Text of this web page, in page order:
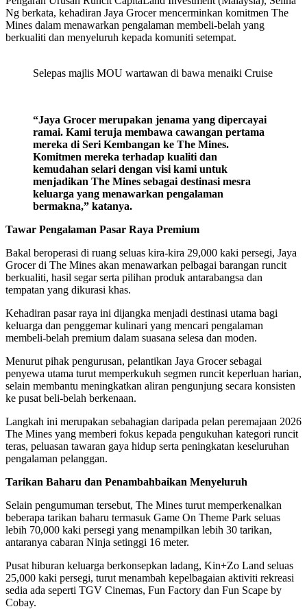
Ng berkata, kehadiran Jaya Grocer mencerminkan komitmen The
Mines dalam menawarkan pengalaman membeli-belah yang
berkualiti dan menyeluruh kepada komuniti setempat.
Selepas majlis MOU wartawan di bawa menaiki Cruise
“Jaya Grocer merupakan jenama yang dipercayai
ramai. Kami teruja membawa cawangan pertama
mereka di Seri Kembangan ke The Mines.
Komitmen mereka terhadap kualiti dan
kemudahan selari dengan visi kami untuk
menjadikan The Mines sebagai destinasi mesra
keluarga yang menawarkan pengalaman
bermakna,” katanya.
Tawar Pengalaman Pasar Raya Premium
Bakal beroperasi di ruang seluas kira-kira 29,000 kaki persegi, Jaya
Grocer di The Mines akan menawarkan pelbagai barangan runcit
berkualiti, hasil segar serta pilihan produk antarabangsa dan
tempatan yang dikurasi khas.
Kehadiran pasar raya ini dijangka menjadi destinasi utama bagi
keluarga dan penggemar kulinari yang mencari pengalaman
membeli-belah premium dalam suasana selesa dan moden.
Menurut pihak pengurusan, pelantikan Jaya Grocer sebagai
penyewa utama turut memperkukuh segmen runcit keperluan harian,
selain membantu meningkatkan aliran pengunjung secara konsisten
ke pusat beli-belah berkenaan.
Langkah ini merupakan sebahagian daripada pelan peremajaan 2026
The Mines yang memberi fokus kepada pengukuhan kategori runcit
teras, peluasan tawaran gaya hidup serta peningkatan keseluruhan
pengalaman pelanggan.
Tarikan Baharu dan Penambahbaikan Menyeluruh
Selain pengumuman tersebut, The Mines turut memperkenalkan
beberapa tarikan baharu termasuk Game On Theme Park seluas
lebih 70,000 kaki persegi yang menampilkan lebih 30 tarikan,
antaranya cabaran Ninja setinggi 16 meter.
Pusat hiburan keluarga berkonsepkan ladang, Kin+Zo Land seluas
25,000 kaki persegi, turut menambah kepelbagaian aktiviti rekreasi
sedia ada seperti TGV Cinemas, Fun Factory dan Fun Scape by
Cobay.